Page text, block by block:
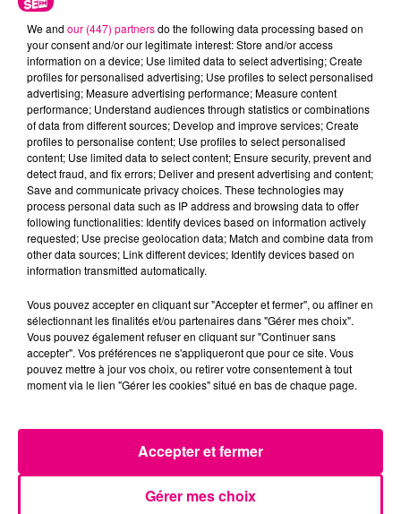
Cancer Lion Vierge
Balance Scorpion
Capricorne Verseau Poissons
We and our (447) partnersdo the following data processing based on
your consent and/or our legitimate interest: Store and/or access
information on a device; Use limited data to select advertising; Create
profiles for personalised advertising; Use profiles to select personalised
advertising; Measure advertising performance; Measure content
performance; Understand audiences through statistics or combinations
of data from different sources; Develop and improve services; Create
profiles to personalise content; Use profiles to select personalised
content; Use limited data to select content; Ensure security, prevent and
detect fraud, and fix errors; Deliver and present advertising and content;
Save and communicate privacy choices. These technologies may
process personal data such as IP address and browsing data to offer
following functionalities: Identify devices based on information actively
requested; Use precise geolocation data; Match and combine data from
other data sources; Link different devices; Identify devices based on
information transmitted automatically.
Vous pouvez accepter en cliquant sur "Accepter et fermer", ou affiner en
sélectionnant les finalités et/ou partenaires dans "Gérer mes choix".
Vous pouvez également refuser en cliquant sur "Continuer sans
accepter". Vos préférences ne s'appliqueront que pour ce site. Vous
pouvez mettre à jour vos choix, ou retirer votre consentement à tout
moment via le lien "Gérer les cookies" situé en bas de chaque page.
Gérer mes choix
Accepter et fermer